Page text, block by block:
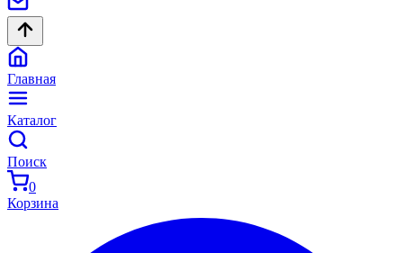
Главная
Каталог
Поиск
0
Корзина